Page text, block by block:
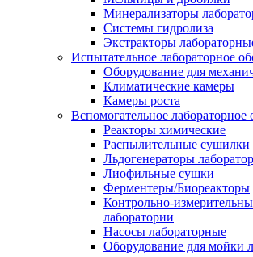
Минерализаторы
Системы гидролиза
Экстракторы
Испытательное лабораторное
Оборудование для
Климатические камеры
Камеры роста
Вспомогательное лабораторное
Реакторы химические
Распылительные сушилки
Льдогенераторы
Лиофильные сушки
Ферментеры/Биореакторы
Контрольно-
лаборатории
Насосы лабораторные
Оборудование для мойки